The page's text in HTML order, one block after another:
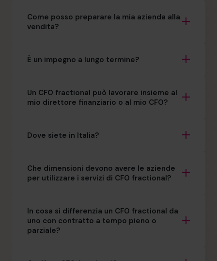
Come posso preparare la mia azienda alla
vendita?
È un impegno a lungo termine?
Un CFO fractional può lavorare insieme al
mio direttore finanziario o al mio CFO?
Dove siete in Italia?
Che dimensioni devono avere le aziende
per utilizzare i servizi di CFO fractional?
In cosa si differenzia un CFO fractional da
uno con contratto a tempo pieno o
parziale?